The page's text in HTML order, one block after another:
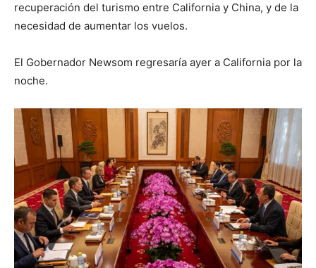
recuperación del turismo entre California y China, y de la
necesidad de aumentar los vuelos.
El Gobernador Newsom regresaría ayer a California por la
noche.